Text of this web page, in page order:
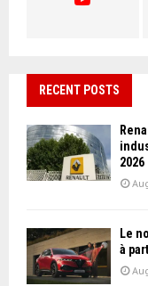
RECENT POSTS
2026
Le
à